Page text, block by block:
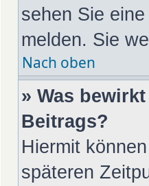
sehen Sie
melden. Sie
Nach oben
» Was
Beitrags?
Hiermit
späteren